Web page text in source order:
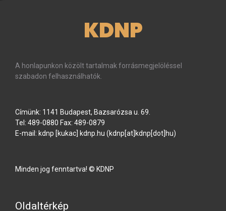
KDNP
A honlapunkon közölt tartalmak forrásmegjelöléssel
szabadon felhasználhatók.
Címünk: 1141 Budapest, Bazsarózsa u. 69.
Tel: 489-0880 Fax: 489-0879
E-mail: kdnp [kukac] kdnp hu (kdnp[at]kdnp[dot]hu)
Minden jog fenntartva! © KDNP
Oldaltérkép